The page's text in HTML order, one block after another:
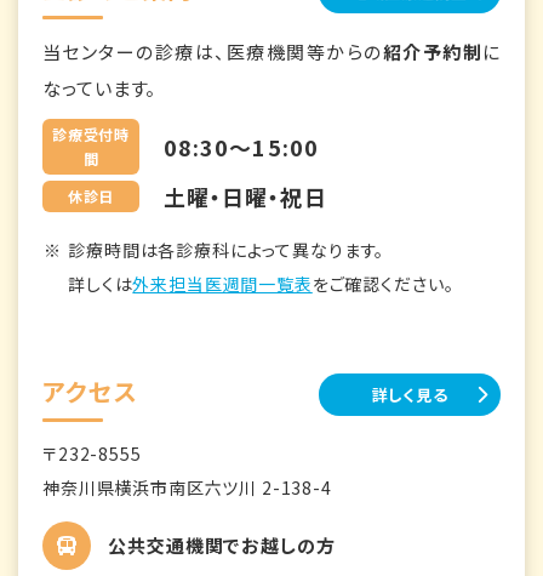
当センターの診療は、医療機関等からの紹介予約制に
なっています。
診療受付時
間
08:30～15:00
休診日 土曜・日曜・祝日
診療時間は各診療科によって異なります。
詳しくは外来担当医週間一覧表をご確認ください。
アクセス 詳しく見る
〒232-8555
神奈川県横浜市南区六ツ川 2-138-4
公共交通機関でお越しの方